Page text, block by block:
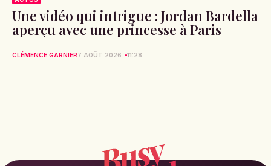
Une vidéo qui intrigue : Jordan Bardella
aperçu avec une princesse à Paris
CLÉMENCE GARNIER7 AOÛT 2026 11:28